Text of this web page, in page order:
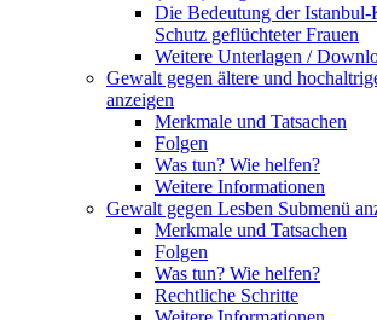
Die Bedeutung der
Schutz geflüchteter Frauen
Weitere Unterlagen /
Gewalt gegen ältere und
anzeigen
Merkmale und Tatsachen
Folgen
Was tun? Wie helfen?
Weitere Informationen
Gewalt gegen Lesben Submenü
Merkmale und Tatsachen
Folgen
Was tun? Wie helfen?
Rechtliche Schritte